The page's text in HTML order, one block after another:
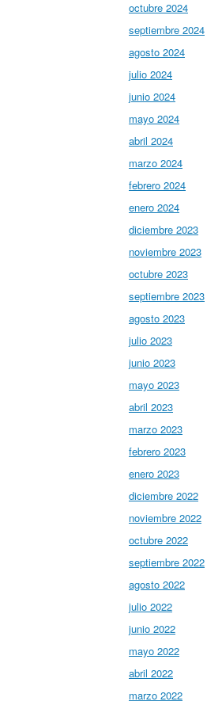
octubre 2024
septiembre 2024
agosto 2024
julio 2024
junio 2024
mayo 2024
abril 2024
marzo 2024
febrero 2024
enero 2024
diciembre 2023
noviembre 2023
octubre 2023
septiembre 2023
agosto 2023
julio 2023
junio 2023
mayo 2023
abril 2023
marzo 2023
febrero 2023
enero 2023
diciembre 2022
noviembre 2022
octubre 2022
septiembre 2022
agosto 2022
julio 2022
junio 2022
mayo 2022
abril 2022
marzo 2022